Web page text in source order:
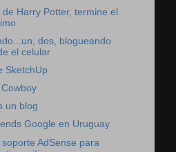
de Harry Potter, termine el
dos, blogueando
el celular
SketchUp
un blog
Google en Uruguay
soporte AdSense para